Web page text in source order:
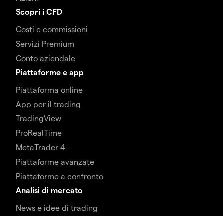
Scopri i CFD
Costi e commissioni
Servizi Premium
Conto aziendale
Piattaforme e app
Piattaforma online
App per il trading
TradingView
ProRealTime
MetaTrader 4
Piattaforme avanzate
Piattaforme a confronto
Analisi di mercato
News e idee di trading